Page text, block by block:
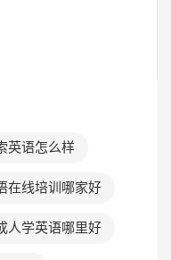
英语怎么样
在线培训哪家好
人学英语哪里好